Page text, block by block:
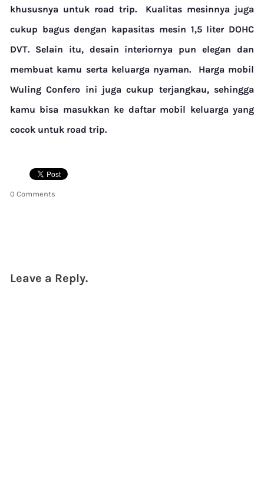
khususnya untuk road trip.
Kualitas mesinnya juga
cukup bagus dengan kapasitas mesin 1,5 liter DOHC
DVT. Selain itu, desain interiornya pun elegan dan
membuat kamu serta keluarga nyaman.
Harga mobil
Wuling Confero ini juga cukup terjangkau, sehingga
kamu bisa masukkan ke daftar mobil keluarga yang
cocok untuk road trip.
0 Comments
Leave a Reply.